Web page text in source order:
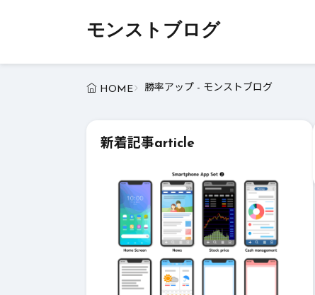
モンストブログ
HOME 勝率アップ - モンストブログ
新着記事article